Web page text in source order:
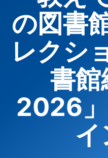
の図書
レクシ
書館
2026
イ